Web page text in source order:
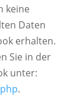
keine
Daten
erhalten.
Sie in der
unter:
.